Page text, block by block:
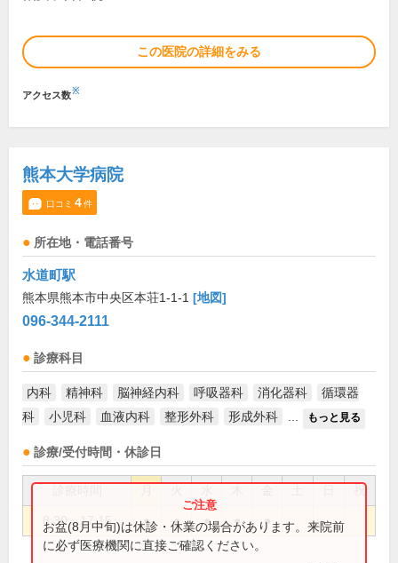
この医院の詳細をみる
アクセス数※
熊本大学病院
口コミ 4件
所在地・電話番号
水道町駅
熊本県熊本市中央区本荘1-1-1 [地図]
096-344-2111
診療科目
内科 精神科 脳神経内科 呼吸器科 消化器科
循環器
科
小児科 血液内科 整形外科 形成外科 もっと見る
診療/受付時間・休診日
祝
8:30～17:15 ● ● ● ● ●
お盆(8月中旬)は休診・休業の場合があります。来院前
に必ず医療機関に直接ご確認ください。